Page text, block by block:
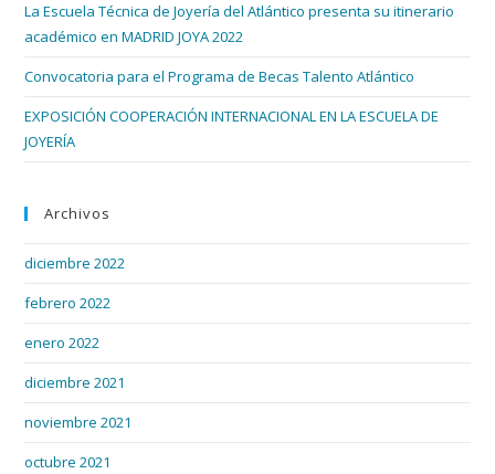
La Escuela Técnica de Joyería del Atlántico presenta su itinerario
académico en MADRID JOYA 2022
Convocatoria para el Programa de Becas Talento Atlántico
EXPOSICIÓN COOPERACIÓN INTERNACIONAL EN LA ESCUELA DE
JOYERÍA
Archivos
diciembre 2022
febrero 2022
enero 2022
diciembre 2021
noviembre 2021
octubre 2021